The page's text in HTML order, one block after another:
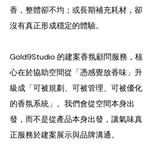
香，整體卻不均；或長期補充耗材，卻
沒有真正形成穩定的體驗。
Gold9Studio 的建案香氛顧問服務，核
心在於協助空間從「憑感覺放香味」升
級成「可被規劃、可被管理、可被優化
的香氛系統」。我們會從空間本身出
發，而不是從產品本身出發，讓氣味真
正服務於建案展示與品牌溝通。